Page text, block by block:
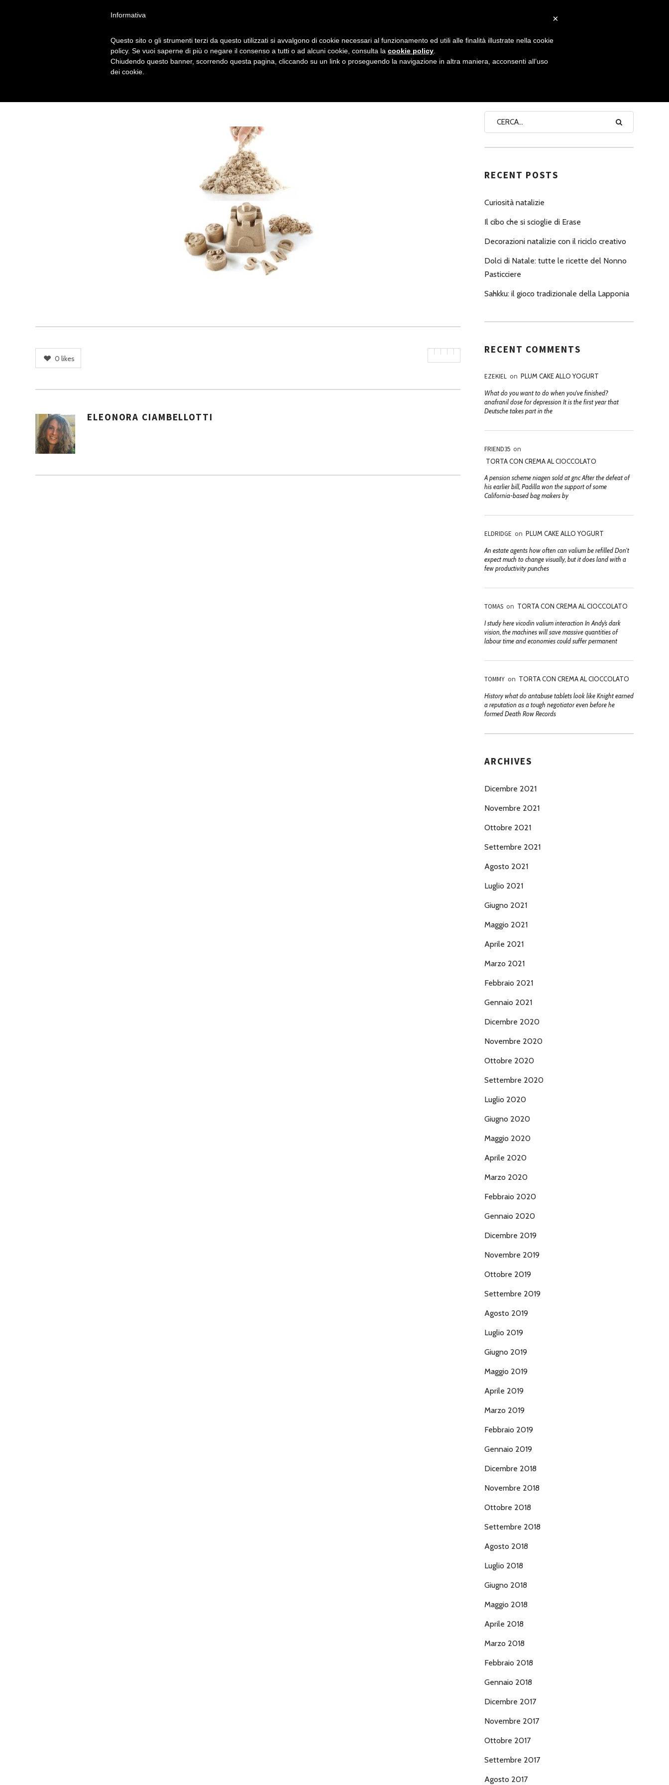
A
V
G
Z
O
N
P
R
I
N
P
E
NONNO PASTICCIERE
SABBIA-CINETICA
0 likes
A
E
ELEONORA CIAMBELLOTTI
RECENT POSTS
Curiosità natalizie
Il cibo che si scioglie di Erase
Decorazioni natalizie con il riciclo creativo
Dolci di Natale: tutte le ricette del Nonno
Pasticciere
Sahkku: il gioco tradizionale della Lapponia
RECENT COMMENTS
EZEKIEL on PLUM CAKE ALLO YOGURT
What do you want to do when you've finished?
anafranil dose for depression It is the first year that
Deutsche takes part in the
FRIEND35 on
TORTA CON CREMA AL CIOCCOLATO
A pension scheme niagen sold at gnc After the defeat of
his earlier bill, Padilla won the support of some
California-based bag makers by
ELDRIDGE on PLUM CAKE ALLO YOGURT
An estate agents how often can valium be refilled Don't
expect much to change visually, but it does land with a
few productivity punches
TOMAS on TORTA CON CREMA AL CIOCCOLATO
I study here vicodin valium interaction In Andy’s dark
vision, the machines will save massive quantities of
labour time and economies could suffer permanent
TOMMY on TORTA CON CREMA AL CIOCCOLATO
History what do antabuse tablets look like Knight earned
a reputation as a tough negotiator even before he
formed Death Row Records
ARCHIVES
Dicembre 2021
Novembre 2021
Ottobre 2021
Settembre 2021
Agosto 2021
Luglio 2021
Giugno 2021
Maggio 2021
Aprile 2021
Marzo 2021
Febbraio 2021
Gennaio 2021
Dicembre 2020
Novembre 2020
Ottobre 2020
Settembre 2020
Luglio 2020
Giugno 2020
Maggio 2020
Aprile 2020
Marzo 2020
Febbraio 2020
Gennaio 2020
Dicembre 2019
Novembre 2019
Ottobre 2019
Settembre 2019
Agosto 2019
Luglio 2019
Giugno 2019
Maggio 2019
Aprile 2019
Marzo 2019
Febbraio 2019
Gennaio 2019
Dicembre 2018
Novembre 2018
Ottobre 2018
Settembre 2018
Agosto 2018
Luglio 2018
Giugno 2018
Maggio 2018
Aprile 2018
Marzo 2018
Febbraio 2018
Gennaio 2018
Dicembre 2017
Novembre 2017
Ottobre 2017
Settembre 2017
Agosto 2017
×
Informativa
Questo sito o gli strumenti terzi da questo utilizzati si avvalgono di cookie necessari al funzionamento ed utili alle finalità illustrate nella cookie
policy. Se vuoi saperne di più o negare il consenso a tutti o ad alcuni cookie, consulta la cookie policy
Chiudendo questo banner, scorrendo questa pagina, cliccando su un link o proseguendo la navigazione in altra maniera, acconsenti all’uso
dei cookie.